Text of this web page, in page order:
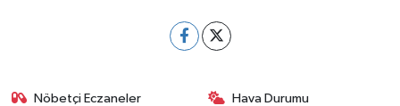
Nöbetçi Eczaneler Hava Durumu